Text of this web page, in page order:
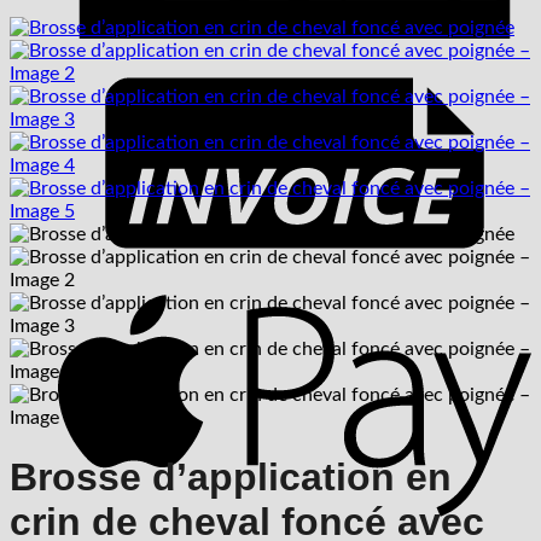
Brosse d’application en
crin de cheval foncé avec